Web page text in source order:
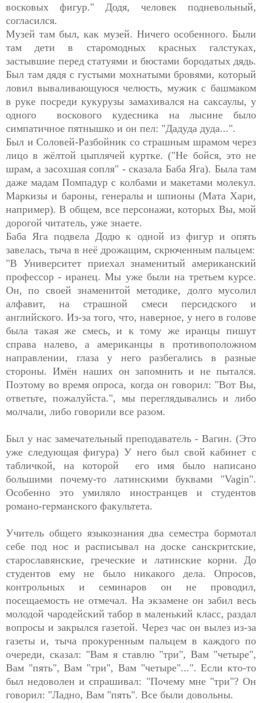
восковых фигур." Додя, человек подневольный,
согласился.
Музей там был, как музей. Ничего особенного. Были
там дети в старомодных красных галстуках,
застывшие перед статуями и бюстами бородатых дядь.
Был там дядя с густыми мохнатыми бровями, который
ловил вываливающуюся челюсть, мужик с башмаком
в руке посреди кукурузы замахивался на саксаулы, у
одного воскового кудесника на лысине было
симпатичное пятнышко и он пел: "Дадуда дуда...".
Был и Соловей-Разбойник со страшным шрамом через
лицо в жёлтой цыплячей куртке. ("Не бойся, это не
шрам, а засохшая сопля" - сказала Баба Яга). Была там
даже мадам Помпадур с колбами и макетами молекул.
Маркизы и бароны, генералы и шпионы (Мата Хари,
например). В общем, все персонажи, которых Вы, мой
дорогой читатель, уже знаете.
Баба Яга подвела Додю к одной из фигур и опять
завелась, тыча в неё дрожащим, скрюченным пальцем:
"В Университет приехал знаменитый американский
профессор - иранец. Мы уже были на третьем курсе.
Он, по своей знаменитой методике, долго мусолил
алфавит, на страшной смеси персидского и
английского. Из-за того, что, наверное, у него в голове
была такая же смесь, и к тому же иранцы пишут
справа налево, а американцы в противоположном
направлении, глаза у него разбегались в разные
стороны. Имён наших он запомнить и не пытался.
Поэтому во время опроса, когда он говорил: "Вот Вы,
ответьте, пожалуйста.", мы переглядывались и либо
молчали, либо говорили все разом.
Был у нас замечательный преподаватель - Вагин. (Это
уже следующая фигура) У него был свой кабинет с
табличкой, на которой его имя было написано
большими почему-то латинскими буквами "Vagin".
Особенно это умиляло иностранцев и студентов
романо-германского факультета.
Учитель общего языкознания два семестра бормотал
себе под нос и расписывал на доске санскритские,
старославянские, греческие и латинские корни. До
студентов ему не было никакого дела. Опросов,
контрольных и семинаров он не проводил,
посещаемость не отмечал. На экзамене он забил весь
молодой чародейский табор в маленький класс, раздал
вопросы и закрылся газетой. Через час он вылез из-за
газеты и, тыча прокуренным пальцем в каждого по
очереди, сказал: "Вам я ставлю "три", Вам "четыре",
Вам "пять", Вам "три", Вам "четыре"...". Если кто-то
был недоволен и спрашивал: "Почему мне "три"? Он
говорил: "Ладно, Вам "пять". Все были довольны.